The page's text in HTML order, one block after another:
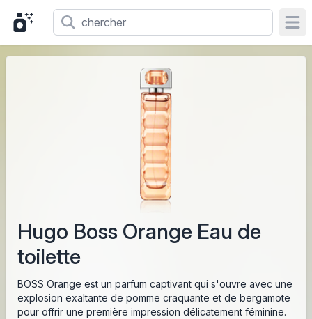
Hugo Boss Orange Eau de
toilette
BOSS Orange est un parfum captivant qui s'ouvre avec une
explosion exaltante de pomme craquante et de bergamote
pour offrir une première impression délicatement féminine.